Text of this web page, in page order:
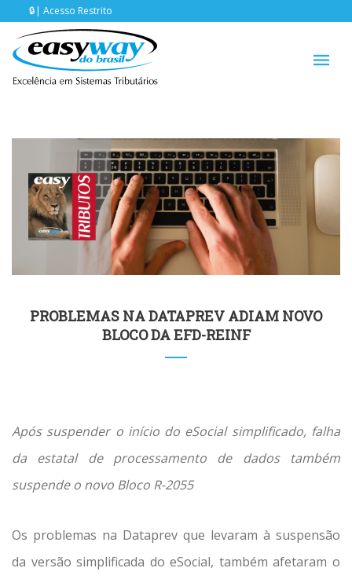
Acesso Restrito
PROBLEMAS NA DATAPREV ADIAM NOVO
BLOCO DA EFD-REINF
Após suspender o início do eSocial simplificado, falha
da estatal de processamento de dados também
suspende o novo Bloco R-2055
Os problemas na Dataprev que levaram à suspensão
da versão simplificada do eSocial, também afetaram o